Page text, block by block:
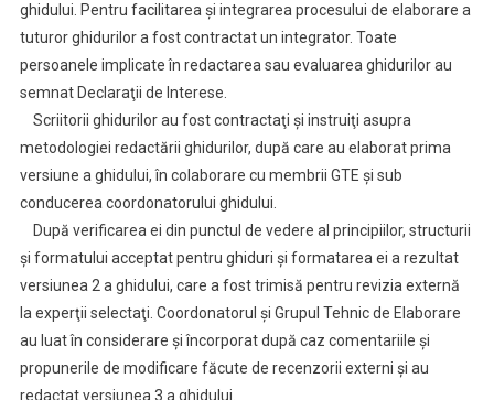
ghidului. Pentru facilitarea şi integrarea procesului de elaborare a
tuturor ghidurilor a fost contractat un integrator. Toate
persoanele implicate în redactarea sau evaluarea ghidurilor au
semnat Declaraţii de Interese.
Scriitorii ghidurilor au fost contractaţi şi instruiţi asupra
metodologiei redactării ghidurilor, după care au elaborat prima
versiune a ghidului, în colaborare cu membrii GTE şi sub
conducerea coordonatorului ghidului.
După verificarea ei din punctul de vedere al principiilor, structurii
şi formatului acceptat pentru ghiduri şi formatarea ei a rezultat
versiunea 2 a ghidului, care a fost trimisă pentru revizia externă
la experţii selectaţi. Coordonatorul şi Grupul Tehnic de Elaborare
au luat în considerare şi încorporat după caz comentariile şi
propunerile de modificare făcute de recenzorii externi şi au
redactat versiunea 3 a ghidului.